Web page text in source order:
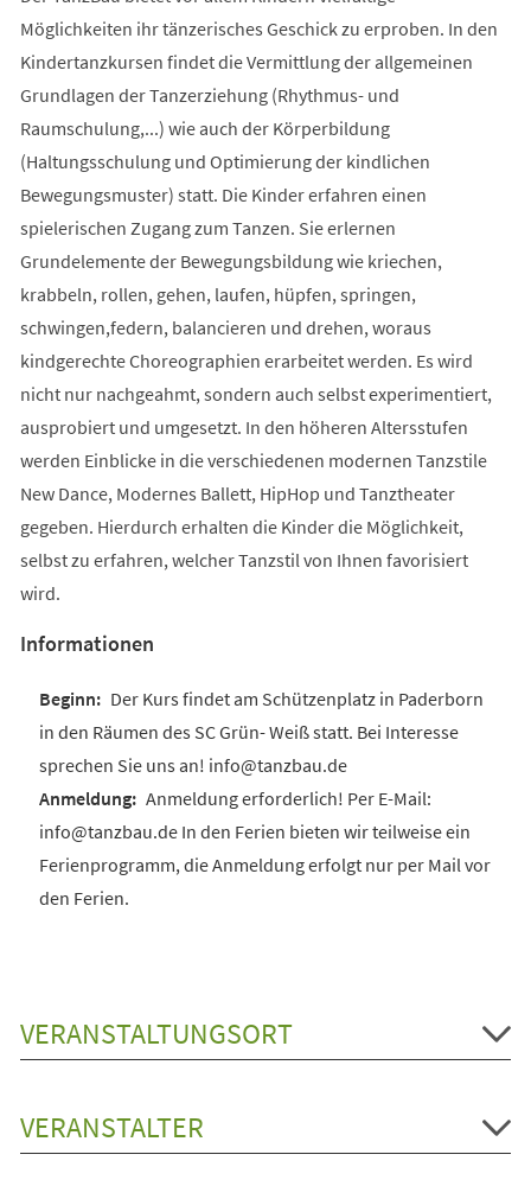
Möglichkeiten ihr tänzerisches Geschick zu erproben. In den
Kindertanzkursen findet die Vermittlung der allgemeinen
Grundlagen der Tanzerziehung (Rhythmus- und
Raumschulung,...) wie auch der Körperbildung
(Haltungsschulung und Optimierung der kindlichen
Bewegungsmuster) statt. Die Kinder erfahren einen
spielerischen Zugang zum Tanzen. Sie erlernen
Grundelemente der Bewegungsbildung wie kriechen,
krabbeln, rollen, gehen, laufen, hüpfen, springen,
schwingen,federn, balancieren und drehen, woraus
kindgerechte Choreographien erarbeitet werden. Es wird
nicht nur nachgeahmt, sondern auch selbst experimentiert,
ausprobiert und umgesetzt. In den höheren Altersstufen
werden Einblicke in die verschiedenen modernen Tanzstile
New Dance, Modernes Ballett, HipHop und Tanztheater
gegeben. Hierdurch erhalten die Kinder die Möglichkeit,
selbst zu erfahren, welcher Tanzstil von Ihnen favorisiert
wird.
Informationen
Der Kurs findet am Schützenplatz in Paderborn
in den Räumen des SC Grün- Weiß statt. Bei Interesse
sprechen Sie uns an! info@tanzbau.de
Anmeldung erforderlich! Per E-Mail:
info@tanzbau.de In den Ferien bieten wir teilweise ein
Ferienprogramm, die Anmeldung erfolgt nur per Mail vor
den Ferien.
VERANSTALTUNGSORT
VERANSTALTER